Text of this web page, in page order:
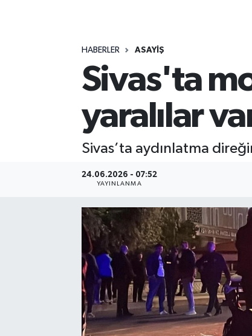
HABERLER ASAYİŞ
Sivas'ta
yaralılar
Sivas’ta aydınlatma
24.06.2026 - 07:52
YAYINLANMA
ÖZEL HABER
RESMİ İLANLAR
SOSYAL YARDIMLAR
SPONSORLU YAZI
TEKNOLOJİ